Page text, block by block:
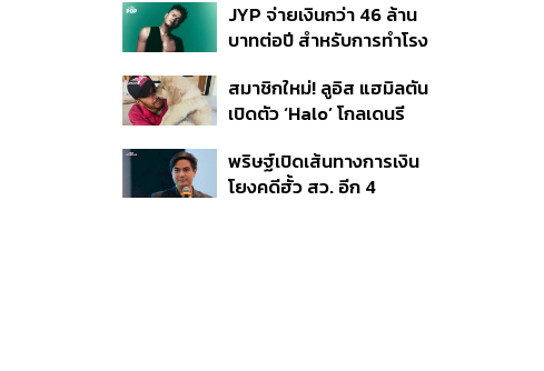
ดนตรี
JYP จ่ายเงินกว่า 46 ล้าน
บาทต่อปี สำหรับการทำโรง
สมาชิกใหม่! ลูอิส แฮมิลตัน
เปิดตัว ‘Halo’ โกลเดนรี
พริษฐ์เปิดเส้นทางการเงิน
โยงคดีฮั้ว สว. อีก 4